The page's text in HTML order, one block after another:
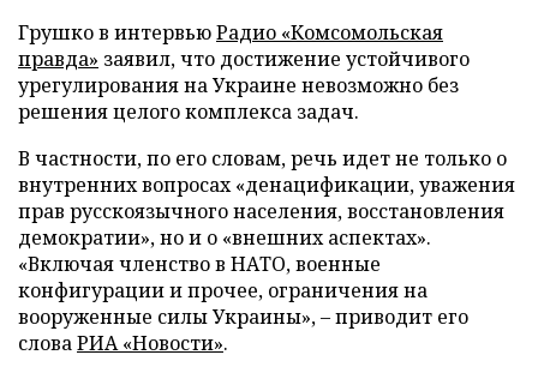
Грушко в интервьюРадио «Комсомольская
правда» заявил, что достижение устойчивого
урегулирования на Украине невозможно без
решения целого комплекса задач.
В частности, по его словам, речь идет не только о
внутренних вопросах «денацификации, уважения
прав русскоязычного населения, восстановления
демократии», но и о «внешних аспектах».
«Включая членство в НАТО, военные
конфигурации и прочее, ограничения на
вооруженные силы Украины», – приводит его
словаРИА «Новости».